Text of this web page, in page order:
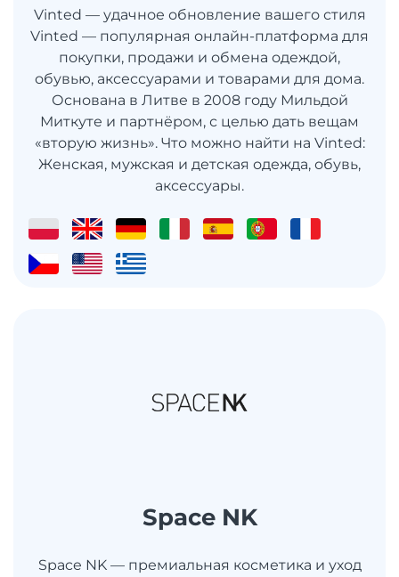
Vinted — удачное обновление вашего стиля
Vinted — популярная онлайн-платформа для
покупки, продажи и обмена одеждой,
обувью, аксессуарами и товарами для дома.
Основана в Литве в 2008 году Мильдой
Миткуте и партнёром, с целью дать вещам
«вторую жизнь». Что можно найти на Vinted:
Женская, мужская и детская одежда, обувь,
аксессуары.
Space NK
Space NK — премиальная косметика и уход